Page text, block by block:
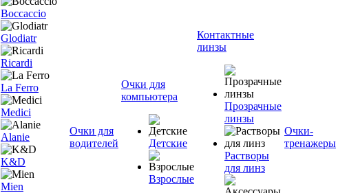
Boccaccio
Glodiatr
Ricardi
La Ferro
Medici
Alanie
K&D
Mien
Очки для
водителей
Очки для
компьютера
Детские
Взрослые
Контактные
линзы
Прозрачные
линзы
Растворы
для линз
Очки-
тренажеры